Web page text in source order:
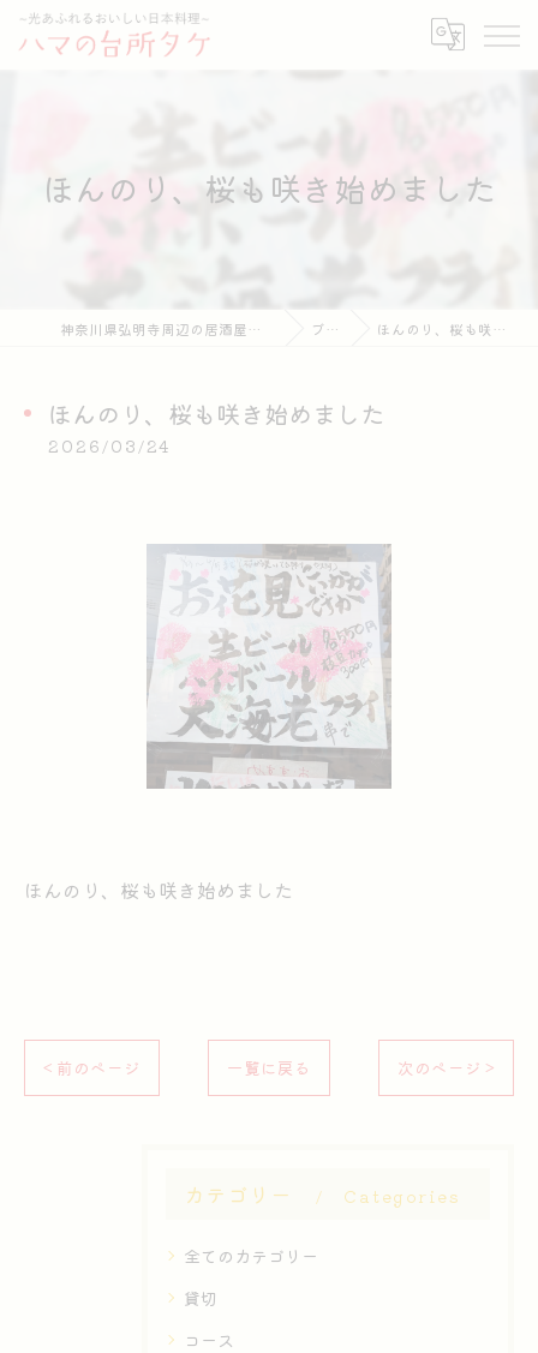
ほんのり、桜も咲き始めました
神奈川県弘明寺周辺の居酒屋ならハマの台所タケ ブログ ほんのり、桜も咲き始めました
ほんのり、桜も咲き始めました
2026/03/24
ほんのり、桜も咲き始めました
< 前のページ 一覧に戻る 次のページ >
カテゴリー Categories
全てのカテゴリー
貸切
コース